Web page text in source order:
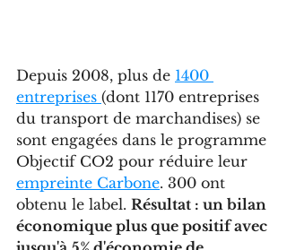
Depuis 2008, plus de 1400
entreprises (dont 1170 entreprises
du transport de marchandises) se
sont engagées dans le programme
Objectif CO2 pour réduire leur
empreinte Carbone. 300 ont
obtenu le label. Résultat : un bilan
économique plus que positif avec